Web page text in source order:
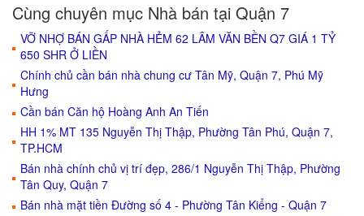
Cùng chuyên mục Nhà bán tại Quận 7
VỠ NHỢ BÁN GẤP NHÀ HẺM 62 LÂM VĂN BỀN Q7 GIÁ 1 TỶ
650 SHR Ở LIỀN
Chính chủ cần bán nhà chung cư Tân Mỹ, Quận 7, Phú Mỹ
Hưng
Cần bán Căn hộ Hoàng Anh An Tiến
HH 1% MT 135 Nguyễn Thị Thập, Phường Tân Phú, Quận 7,
TP.HCM
Bán nhà chính chủ vị trí đẹp, 286/1 Nguyễn Thị Thập, Phường
Tân Quy, Quận 7
Bán nhà mặt tiền Đường số 4 - Phường Tân Kiểng - Quận 7